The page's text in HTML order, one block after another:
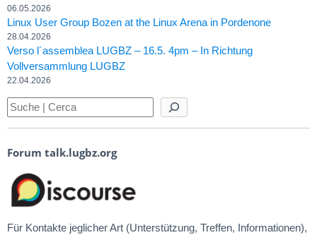
06.05.2026
Linux User Group Bozen at the Linux Arena in Pordenone
28.04.2026
Verso l´assemblea LUGBZ – 16.5. 4pm – In Richtung
Vollversammlung LUGBZ
22.04.2026
Forum talk.lugbz.org
Für Kontakte jeglicher Art (Unterstützung, Treffen, Informationen),